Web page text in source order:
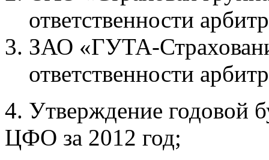
ответственности
ЗАО «ГУТА-
ответственности
4. Утверждение годовой
ЦФО за 2012 год;